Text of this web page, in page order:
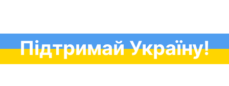
Підтримай Україну!